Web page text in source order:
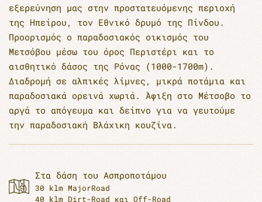
εξερεύνηση μας στην προστατευόμενης περιοχή
της Ηπείρου, τον Εθνικό δρυμό της Πίνδου.
Προορισμός ο παραδοσιακός οικισμός του
Μετσόβου μέσω του όρος Περιστέρι και το
αισθητικό δάσος της Ρόνας (1000-1700m).
Διαδρομή σε αλπικές λίμνες, μικρά ποτάμια και
παραδοσιακά ορεινά χωριά. Άφιξη στο Μέτσοβο το
αργά το απόγευμα και δείπνο για να γευτούμε
την παραδοσιακή Βλάχικη κουζίνα.
Στα δάση του Ασπροποτάμου
30 klm MajorRoad
40 klm Dirt-Road και Off-Road